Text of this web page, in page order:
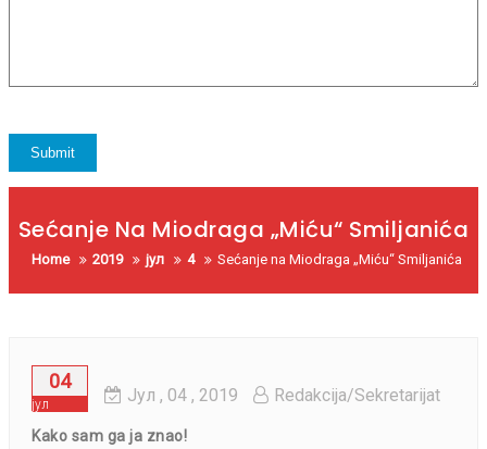
Sećanje Na Miodraga „Miću“ Smiljanića
Home 2019 јул 4 Sećanje na Miodraga „Miću“ Smiljanića
04
јул Јул , 04 , 2019 Redakcija/Sekretarijat
Kako sam ga ja znao!